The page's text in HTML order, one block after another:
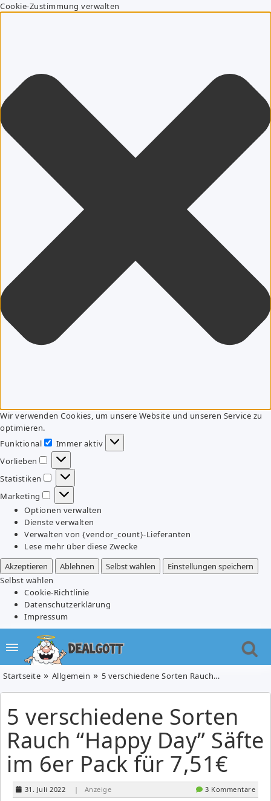
Cookie-Zustimmung verwalten
Wir verwenden Cookies, um unsere Website und unseren Service zu
optimieren.
Funktional
Funktional
Immer aktiv
Vorlieben
Vorlieben
Statistiken
Statistiken
Marketing
Marketing
Optionen verwalten
Dienste verwalten
Verwalten von {vendor_count}-Lieferanten
Lese mehr über diese Zwecke
Akzeptieren
Ablehnen Selbst wählen
Einstellungen speichern
Selbst wählen
Cookie-Richtlinie
Datenschutzerklärung
Impressum
Startseite Allgemein 5 verschiedene Sorten Rauch “Happy Day” Säfte im 6er Pack für 7,51€
5 verschiedene Sorten
Rauch “Happy Day” Säfte
im 6er Pack für 7,51€
31. Juli 2022 | Anzeige 3 Kommentare